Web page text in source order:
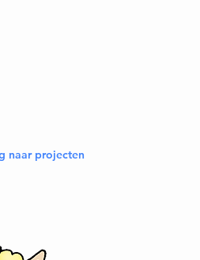
Terug naar aanbod
naar projecten